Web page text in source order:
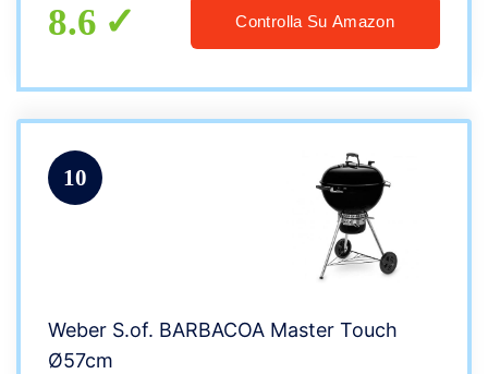
8.6 Controlla Su Amazon
10
Weber S.of. BARBACOA Master Touch
Ø57cm